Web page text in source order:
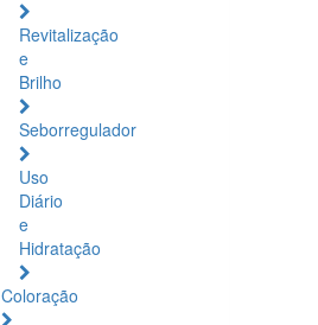
Revitalização
e
Brilho
Seborregulador
Uso
Diário
e
Hidratação
Coloração